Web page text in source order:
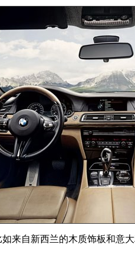
来自新西兰的木质饰板和意